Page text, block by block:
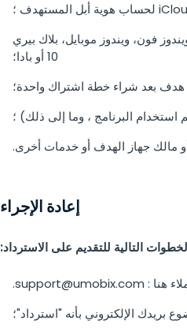
فون، ويندوز موبايل، بلاك بيري
10 أو بادا؛
البرنامج ، وما إلى ذلك) ؛
إعادة الإجراء
التالية للتقديم على الاسترداد:
هنا : support@umobix.com
.
بريدك الإلكتروني بأنه "استرداد"؛